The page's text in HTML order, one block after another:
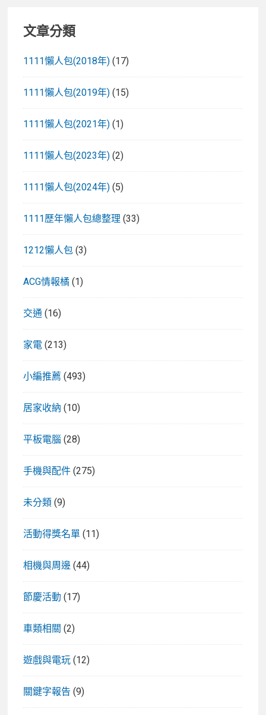
文章分類
1111懶人包(2018年) (17)
1111懶人包(2019年) (15)
1111懶人包(2021年) (1)
1111懶人包(2023年) (2)
1111懶人包(2024年) (5)
1111歷年懶人包總整理 (33)
1212懶人包 (3)
ACG情報橘 (1)
交通 (16)
家電 (213)
小編推薦 (493)
居家收納 (10)
平板電腦 (28)
手機與配件 (275)
未分類 (9)
活動得獎名單 (11)
相機與周邊 (44)
節慶活動 (17)
車類相關 (2)
遊戲與電玩 (12)
關鍵字報告 (9)